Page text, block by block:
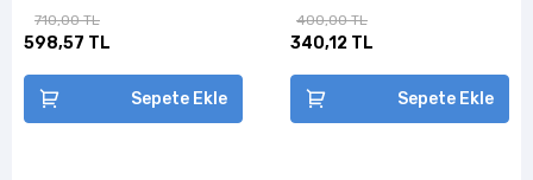
710,00 TL
598,57 TL
Sepete Ekle
400,00 TL
340,12 TL
Sepete Ekle